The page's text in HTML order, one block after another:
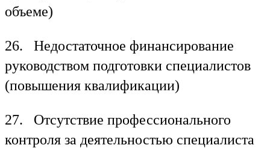
объеме)
26. Недостаточное финансирование
руководством подготовки специалистов
(повышения квалификации)
27. Отсутствие профессионального
контроля за деятельностью специалиста